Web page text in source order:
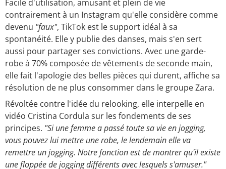
Facile d'utilisation, amusant et plein de vie
contrairement à un Instagram qu'elle considère comme
devenu "faux", TikTok est le support idéal à sa
spontanéité. Elle y publie des danses, mais s'en sert
aussi pour partager ses convictions. Avec une garde-
robe à 70% composée de vêtements de seconde main,
elle fait l'apologie des belles pièces qui durent, affiche sa
résolution de ne plus consommer dans le groupe Zara.
Révoltée contre l'idée du relooking, elle interpelle en
vidéo Cristina Cordula sur les fondements de ses
principes. "Si une femme a passé toute sa vie en jogging,
vous pouvez lui mettre une robe, le lendemain elle va
remettre un jogging. Notre fonction est de montrer qu'il existe
une floppée de jogging différents avec lesquels s'amuser."